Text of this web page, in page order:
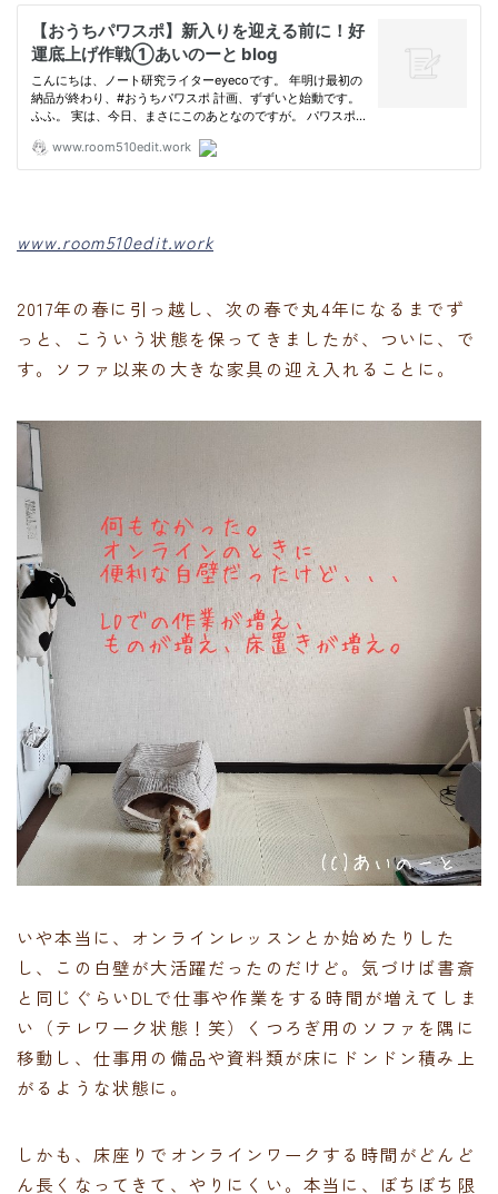
www.room510edit.work
2017年の春に引っ越し、次の春で丸4年になるまでず
っと、こういう状態を保ってきましたが、ついに、で
す。ソファ以来の大きな家具の迎え入れることに。
いや本当に、オンラインレッスンとか始めたりした
し、この白壁が大活躍だったのだけど。気づけば書斎
と同じぐらいDLで仕事や作業をする時間が増えてしま
い（テレワーク状態！笑）くつろぎ用のソファを隅に
移動し、仕事用の備品や資料類が床にドンドン積み上
がるような状態に。
しかも、床座りでオンラインワークする時間がどんど
ん長くなってきて、やりにくい。本当に、ぼちぼち限